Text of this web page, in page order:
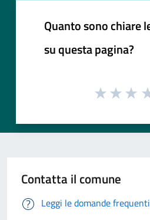
Quanto sono chiare
su questa pagina?
Contatta il comune
Leggi le domande frequenti